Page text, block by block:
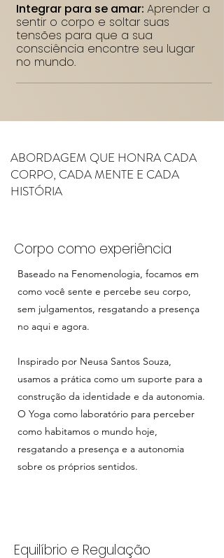
Integrar para se amar: Aprender a
sentir o corpo e soltar suas
tensões para que a sua
consciência encontre seu lugar
no mundo.
ABORDAGEM QUE HONRA CADA
CORPO, CADA MENTE E CADA
HISTÓRIA
Corpo como experiência
Baseado na Fenomenologia, focamos em
como você sente e percebe seu corpo,
sem julgamentos, resgatando a presença
no aqui e agora.
Inspirado por Neusa Santos Souza,
usamos a prática como um suporte para a
construção da identidade e da autonomia.
O Yoga como laboratório para perceber
como habitamos o mundo hoje,
resgatando a presença e a autonomia
sobre os próprios sentidos.
Equilíbrio e Regulação